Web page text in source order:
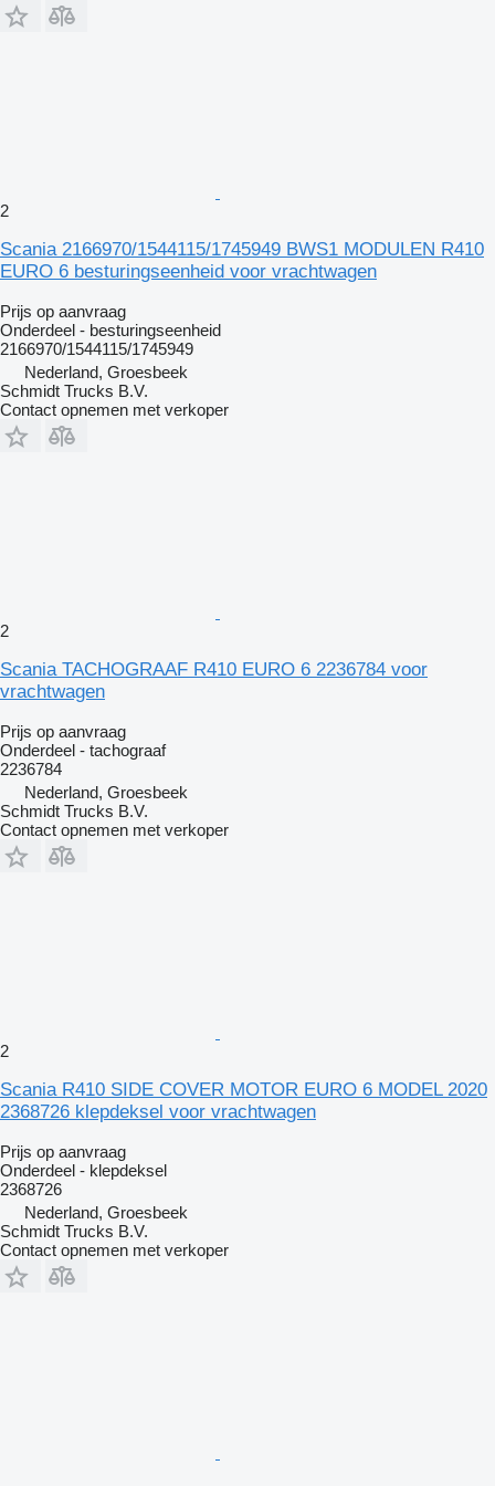
2
Scania 2166970/1544115/1745949 BWS1 MODULEN R410
EURO 6 besturingseenheid voor vrachtwagen
Prijs op aanvraag
Onderdeel - besturingseenheid
2166970/1544115/1745949
Nederland, Groesbeek
Schmidt Trucks B.V.
Contact opnemen met verkoper
2
Scania TACHOGRAAF R410 EURO 6 2236784 voor
vrachtwagen
Prijs op aanvraag
Onderdeel - tachograaf
2236784
Nederland, Groesbeek
Schmidt Trucks B.V.
Contact opnemen met verkoper
2
Scania R410 SIDE COVER MOTOR EURO 6 MODEL 2020
2368726 klepdeksel voor vrachtwagen
Prijs op aanvraag
Onderdeel - klepdeksel
2368726
Nederland, Groesbeek
Schmidt Trucks B.V.
Contact opnemen met verkoper